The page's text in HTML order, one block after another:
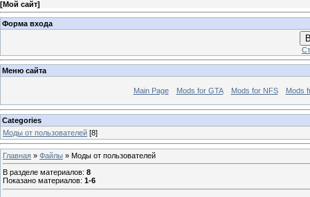
[Мой сайт]
Форма входа
Меню сайта
Main Page Mods for GTA Mods for NFS Mods
Categories
Моды от пользователей [8]
Главная » Файлы » Моды от пользователей
В разделе материалов: 8
Показано материалов: 1-6